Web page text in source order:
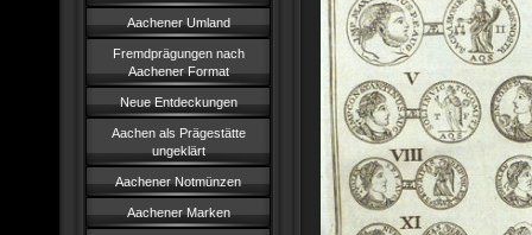
Aachener Umland
Fremdprägungen nach
Aachener Format
Neue Entdeckungen
Aachen als Prägestätte
ungeklärt
Aachener Notmünzen
Aachener Marken